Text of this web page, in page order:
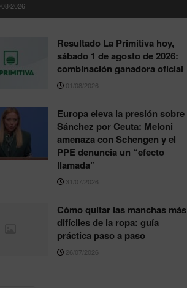
2026
Resultado La Primitiva hoy,
sábado 1 de agosto de 2026:
combinación ganadora oficial
01/08/2026
Europa eleva la presión sobre
Sánchez por Ceuta: Meloni
amenaza con Schengen y el
PPE denuncia un “efecto
llamada”
31/07/2026
Cómo quitar las manchas más
difíciles de la ropa: guía
práctica paso a paso
26/07/2026